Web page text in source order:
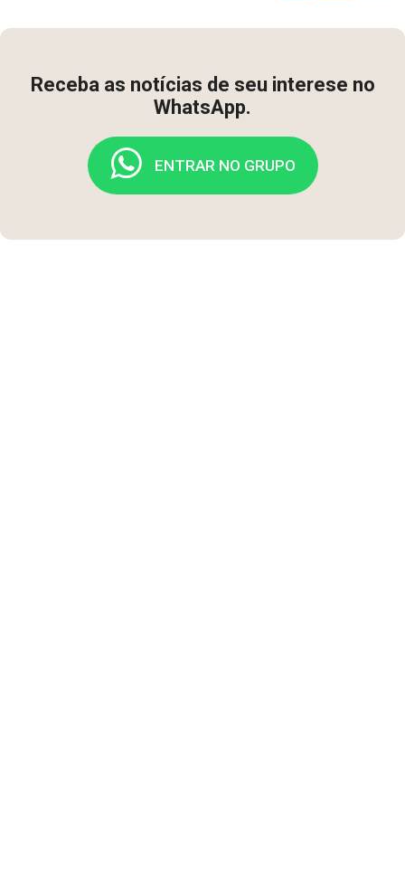
Receba as notícias de seu interese no
WhatsApp.
ENTRAR NO GRUPO